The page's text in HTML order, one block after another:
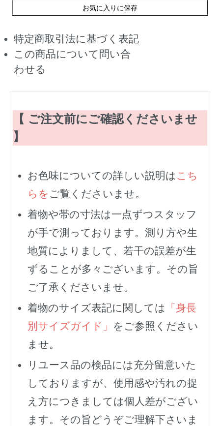
お気に入りに保存
特定商取引法に基づく表記
この商品について問い合
わせる
【 ご注文前にご確認くださいませ
】
お色味についての詳しい説明は こち
らを ご覧くださいませ。
着物や帯の寸法は一点ずつスタッフ
が手で測っております。測り方や生
地質によりまして、若干の誤差が生
ずることが多々ございます。その旨
ご了承くださいませ。
着物のサイズ表記に関しては
「身長
別サイズガイド」 をご参照ください
ませ。
リユース品の検品には充分留意いた
しておりますが、使用感や汚れの捉
え方につきましては個人差がござい
ます。その旨どうぞご理解下さいま